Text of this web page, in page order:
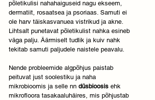
põletikulisi nahahaiguseid nagu ekseem,
dermatiit, rosaatsea ja psoriaas. Samuti ei
ole harv täiskasvanuea vistrikud ja akne.
Lihtsalt punetavat põletikulist nahka esineb
väga palju. Äärmiselt tudlik ja kuiv nahk
tekitab samuti paljudele naistele peavalu.
Nende probleemide algpõhjus paistab
peituvat just soolestiku ja naha
mikrobioomis ja selle nn düsbioosis ehk
mikrofloora tasakaaluhäires, mis põhjustab